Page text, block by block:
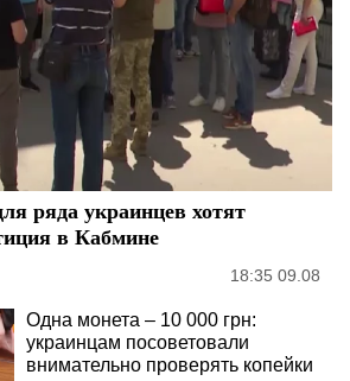
ряда украинцев хотят
в Кабмине
18:35 09.08
Одна монета – 10 000 грн:
украинцам посоветовали
внимательно проверять копейки